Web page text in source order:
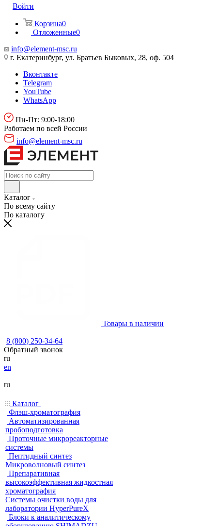
Войти
Корзина0
Отложенные0
info@element-msc.ru
г. Екатеринбург, ул. Братьев Быковых, 28, оф. 504
Вконтакте
Telegram
YouTube
WhatsApp
Пн-Пт: 9:00-18:00
Работаем по всей России
info@element-msc.ru
Каталог
По всему сайту
По каталогу
Товары в наличии
8 (800) 250-34-64
Обратный звонок
ru
en
ru
Каталог
Флэш-хроматография
Автоматизированная
пробоподготовка
Проточные микрореакторные
системы
Пептидный синтез
Микроволновый синтез
Препаративная
высокоэффективная жидкостная
хроматография
Системы очистки воды для
лаборатории HyperPureX
Блоки к аналитическому